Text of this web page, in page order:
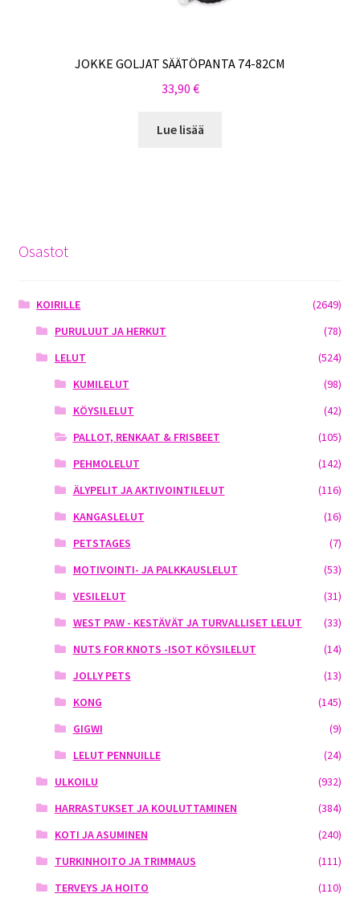
JOKKE GOLJAT SÄÄTÖPANTA 74-82CM
33,90 €
Lue lisää
Osastot
KOIRILLE
(2649)
PURULUUT JA HERKUT
(78)
LELUT
(524)
KUMILELUT
(98)
KÖYSILELUT
(42)
PALLOT, RENKAAT & FRISBEET
(105)
PEHMOLELUT
(142)
ÄLYPELIT JA AKTIVOINTILELUT
(116)
KANGASLELUT
(16)
PETSTAGES
(7)
MOTIVOINTI- JA PALKKAUSLELUT
(53)
VESILELUT
(31)
WEST PAW - KESTÄVÄT JA TURVALLISET LELUT
(33)
NUTS FOR KNOTS -ISOT KÖYSILELUT
(14)
JOLLY PETS
(13)
KONG
(145)
GIGWI
(9)
LELUT PENNUILLE
(24)
ULKOILU
(932)
HARRASTUKSET JA KOULUTTAMINEN
(384)
KOTI JA ASUMINEN
(240)
TURKINHOITO JA TRIMMAUS
(111)
TERVEYS JA HOITO
(110)